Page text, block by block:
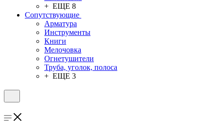
+ ЕЩЕ 8
Сопутствующие
Арматура
Инструменты
Книги
Мелочовка
Огнетушители
Труба, уголок, полоса
+ ЕЩЕ 3